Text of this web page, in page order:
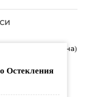
Остекления